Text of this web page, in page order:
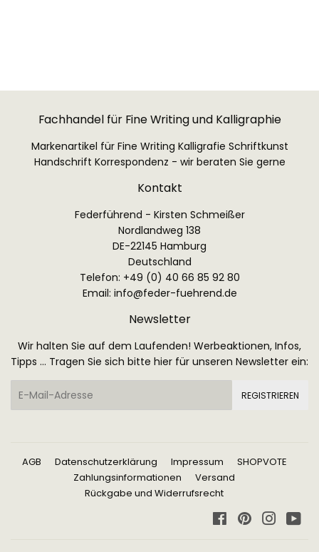
Fachhandel für Fine Writing und Kalligraphie
Markenartikel für Fine Writing Kalligrafie Schriftkunst
Handschrift Korrespondenz - wir beraten Sie gerne
Kontakt
Federführend - Kirsten Schmeißer
Nordlandweg 138
DE-22145 Hamburg
Deutschland
Telefon: +49 (0) 40 66 85 92 80
Email: info@feder-fuehrend.de
Newsletter
Wir halten Sie auf dem Laufenden! Werbeaktionen, Infos,
Tipps ... Tragen Sie sich bitte hier für unseren Newsletter ein:
E-
REGISTRIEREN
AGB Datenschutzerklärung Impressum
SHOPVOTE
Zahlungsinformationen
Versand
Rückgabe und Widerrufsrecht
FacebookPinterest